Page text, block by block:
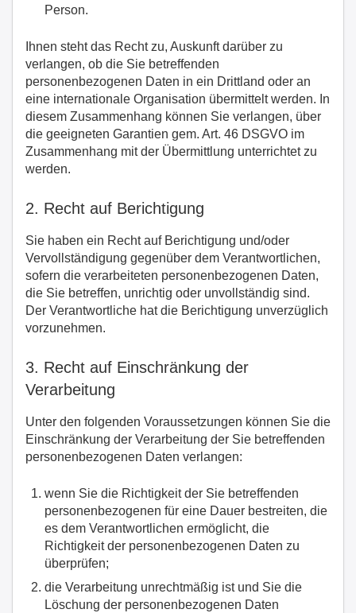
Person.
Ihnen steht das Recht zu, Auskunft darüber zu
verlangen, ob die Sie betreffenden
personenbezogenen Daten in ein Drittland oder an
eine internationale Organisation übermittelt werden. In
diesem Zusammenhang können Sie verlangen, über
die geeigneten Garantien gem. Art. 46 DSGVO im
Zusammenhang mit der Übermittlung unterrichtet zu
werden.
2. Recht auf Berichtigung
Sie haben ein Recht auf Berichtigung und/oder
Vervollständigung gegenüber dem Verantwortlichen,
sofern die verarbeiteten personenbezogenen Daten,
die Sie betreffen, unrichtig oder unvollständig sind.
Der Verantwortliche hat die Berichtigung unverzüglich
vorzunehmen.
3. Recht auf Einschränkung der
Verarbeitung
Unter den folgenden Voraussetzungen können Sie die
Einschränkung der Verarbeitung der Sie betreffenden
personenbezogenen Daten verlangen:
wenn Sie die Richtigkeit der Sie betreffenden
personenbezogenen für eine Dauer bestreiten, die
es dem Verantwortlichen ermöglicht, die
Richtigkeit der personenbezogenen Daten zu
überprüfen;
die Verarbeitung unrechtmäßig ist und Sie die
Löschung der personenbezogenen Daten